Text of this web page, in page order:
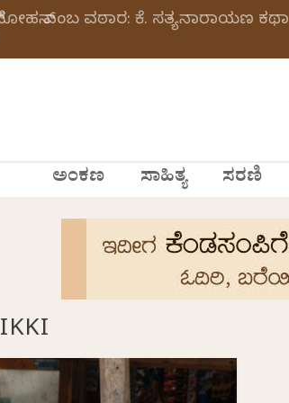
ಎಂಬ ವಠಾರ: ಕೆ. ಸತ್ಯನಾರಾಯಣ ಕಥಾ
ಅಂಕಣ ಸಾಹಿತ್ಯ ಸರಣಿ